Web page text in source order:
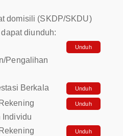
domisili (SKDP/SKDU)
diunduh:
Pengalihan
Unduh
Berkala Unduh
Individu
Unduh
Unduh